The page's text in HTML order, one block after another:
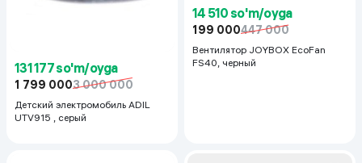
131 177 so'm/oyga
1 799 0003 000 000
Детский электромобиль ADIL
UTV915 , серый
14 510 so'm/oyga
199 000447 000
Вентилятор JOYBOX EcoFan
FS40, черный